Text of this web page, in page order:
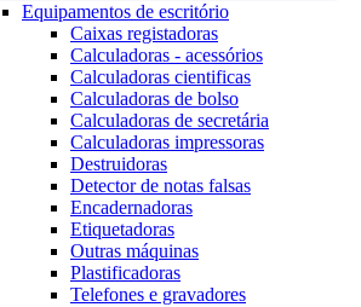
Equipamentos de escritório
Caixas registadoras
Calculadoras - acessórios
Calculadoras cientificas
Calculadoras de bolso
Calculadoras de secretária
Calculadoras impressoras
Destruidoras
Detector de notas falsas
Encadernadoras
Etiquetadoras
Outras máquinas
Plastificadoras
Telefones e gravadores